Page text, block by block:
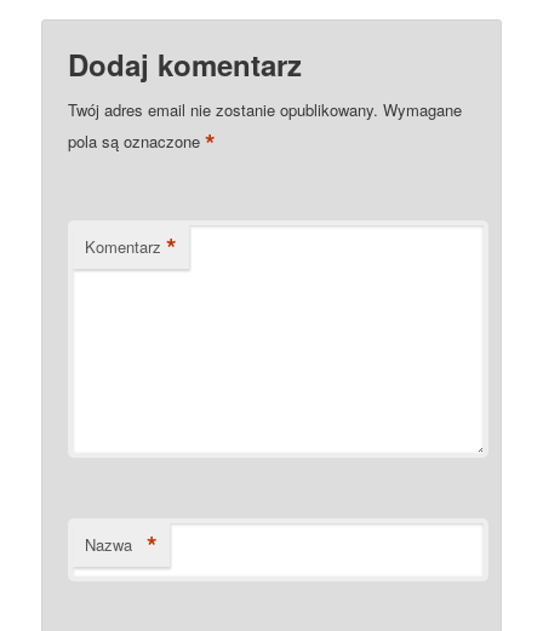
Dodaj komentarz
Twój adres email nie zostanie opublikowany. Wymagane
pola są oznaczone*
Komentarz *
Nazwa *